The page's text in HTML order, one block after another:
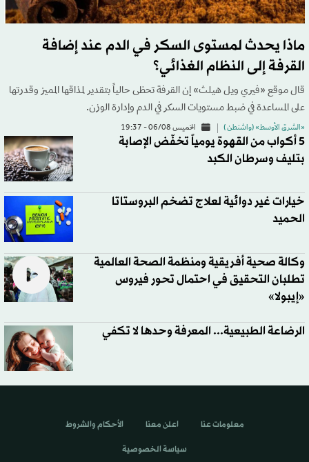
ماذا يحدث لمستوى السكر في الدم عند إضافة
القرفة إلى النظام الغذائي؟
قال موقع «فيري ويل هيلث» إن القرفة تحظى حالياً بتقدير لمذاقها المميز وقدرتها
على المساعدة في ضبط مستويات السكر في الدم وإدارة الوزن.
«الشرق الأوسط» (واشنطن ) الخميس 06/08 - 19:37
5 أكواب من القهوة يومياً تخفّض الإصابة
بتليف وسرطان الكبد
خيارات غير دوائية لعلاج تضخم البروستاتا
الحميد
وكالة صحية أفريقية ومنظمة الصحة العالمية
تطلبان التحقيق في احتمال تحور فيروس
«إيبولا»
الرضاعة الطبيعية... المعرفة وحدها لا تكفي
معلومات عنا اعلن معنا الأحكام والشروط
سياسة الخصوصية